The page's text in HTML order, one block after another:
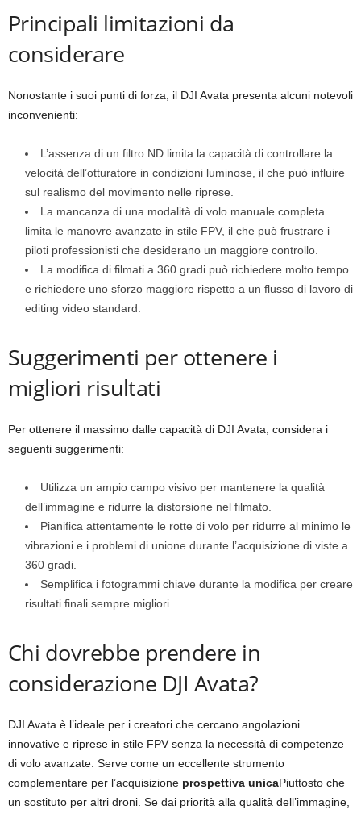
Principali limitazioni da
considerare
Nonostante i suoi punti di forza, il DJI Avata presenta alcuni notevoli
inconvenienti:
L’assenza di un filtro ND limita la capacità di controllare la
velocità dell’otturatore in condizioni luminose, il che può influire
sul realismo del movimento nelle riprese.
La mancanza di una modalità di volo manuale completa
limita le manovre avanzate in stile FPV, il che può frustrare i
piloti professionisti che desiderano un maggiore controllo.
La modifica di filmati a 360 gradi può richiedere molto tempo
e richiedere uno sforzo maggiore rispetto a un flusso di lavoro di
editing video standard.
Suggerimenti per ottenere i
migliori risultati
Per ottenere il massimo dalle capacità di DJI Avata, considera i
seguenti suggerimenti:
Utilizza un ampio campo visivo per mantenere la qualità
dell’immagine e ridurre la distorsione nel filmato.
Pianifica attentamente le rotte di volo per ridurre al minimo le
vibrazioni e i problemi di unione durante l’acquisizione di viste a
360 gradi.
Semplifica i fotogrammi chiave durante la modifica per creare
risultati finali sempre migliori.
Chi dovrebbe prendere in
considerazione DJI Avata?
DJI Avata è l’ideale per i creatori che cercano angolazioni
innovative e riprese in stile FPV senza la necessità di competenze
di volo avanzate. Serve come un eccellente strumento
complementare per l’acquisizione prospettiva unicaPiuttosto che
un sostituto per altri droni. Se dai priorità alla qualità dell’immagine,